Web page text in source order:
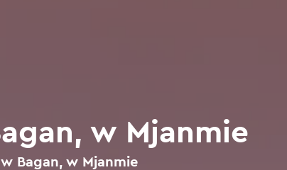
w Mjanmie
Bagan, w Mjanmie